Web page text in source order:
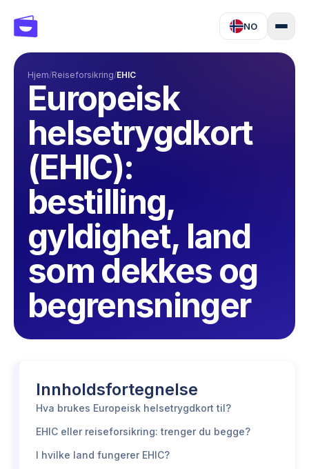
NO
Hjem/Reiseforsikring/EHIC
Europeisk
helsetrygdkort
(EHIC):
bestilling,
gyldighet, land
som dekkes og
begrensninger
Innholdsfortegnelse
Hva brukes Europeisk helsetrygdkort til?
EHIC eller reiseforsikring: trenger du begge?
I hvilke land fungerer EHIC?